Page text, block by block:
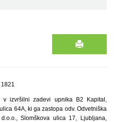
izvršilni zadevi upnika B2 Kapital,
64A, ki ga zastopa odv. Odvetniška
Slomškova ulica 17, Ljubljana,